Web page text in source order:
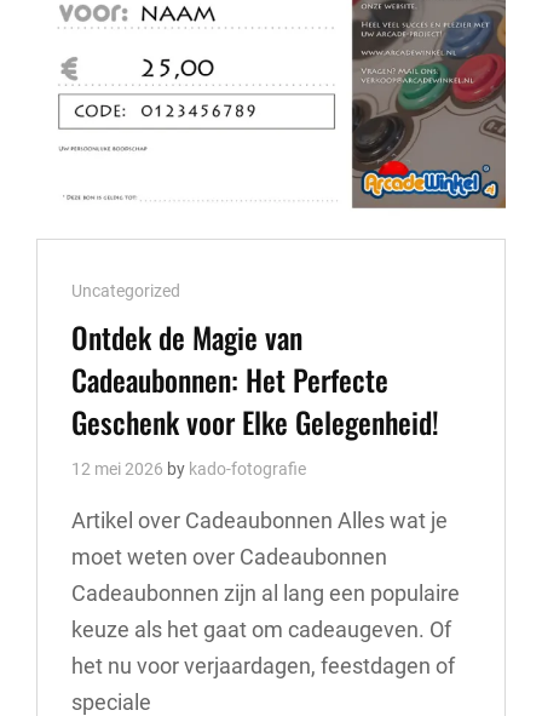
TARIEVEN
Cat
Links
Uncategorized
Ontdek de Magie van
Cadeaubonnen: Het Perfecte
Geschenk voor Elke Gelegenheid!
12 mei 2026 by kado-fotografie
Artikel over Cadeaubonnen Alles wat je
moet weten over Cadeaubonnen
Cadeaubonnen zijn al lang een populaire
keuze als het gaat om cadeaugeven. Of
het nu voor verjaardagen, feestdagen of
speciale